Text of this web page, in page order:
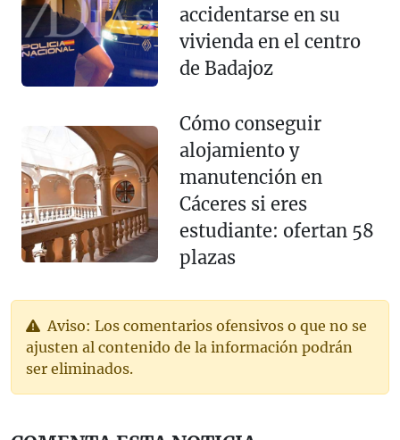
accidentarse en su
vivienda en el centro
de Badajoz
Cómo conseguir
alojamiento y
manutención en
Cáceres si eres
estudiante: ofertan 58
plazas
Aviso: Los comentarios ofensivos o que no se
ajusten al contenido de la información podrán
ser eliminados.